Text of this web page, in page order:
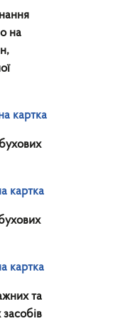
на
картка
картка
картка
та